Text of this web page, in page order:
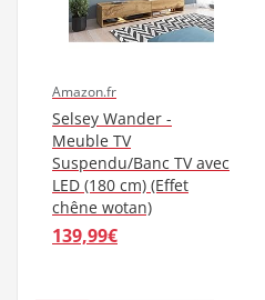
Amazon.fr
Selsey Wander -
Meuble TV
Suspendu/Banc TV avec
LED (180 cm) (Effet
chêne wotan)
139,99€